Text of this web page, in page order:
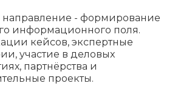
направление - формирование
информационного поля.
кейсов, экспертные
участие в деловых
партнёрства и
проекты.